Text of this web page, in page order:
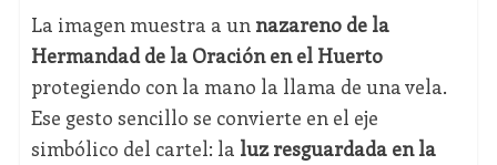
La imagen muestra a un nazareno de la
Hermandad de la Oración en el Huerto
protegiendo con la mano la llama de una vela.
Ese gesto sencillo se convierte en el eje
simbólico del cartel: la luz resguardada en la